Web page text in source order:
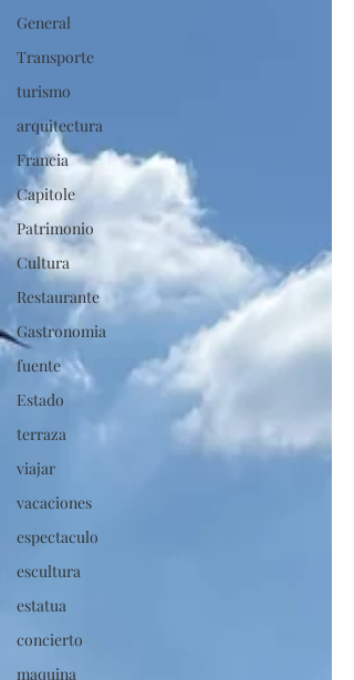
General
Transporte
turismo
arquitectura
Francia
Capitole
Patrimonio
Cultura
Restaurante
Gastronomia
fuente
Estado
terraza
viajar
vacaciones
espectaculo
escultura
estatua
concierto
maquina